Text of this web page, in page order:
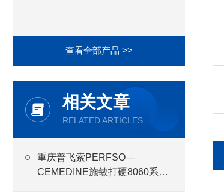
查看全部产品 >>
相关文章
RELATED ARTICLES
重庆普飞索PERFSO—
CEMEDINE施敏打硬8060系列